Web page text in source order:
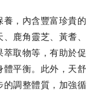
，內含豐富珍貴的
鹿角靈芝、黃耆、
萃取物等，有助於促
平衡。此外，天舒
調整體質，加強循